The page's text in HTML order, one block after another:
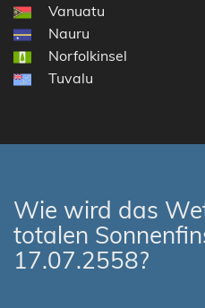
Vanuatu
Nauru
Norfolkinsel
Tuvalu
Wie wird das
totalen
17.07.2558?